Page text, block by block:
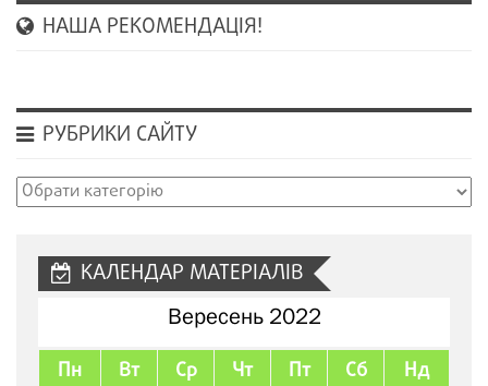
НАША РЕКОМЕНДАЦІЯ!
РУБРИКИ САЙТУ
Рубрики
КАЛЕНДАР МАТЕРІАЛІВ
Вересень 2022
Пн Вт Ср Чт Пт Сб Нд